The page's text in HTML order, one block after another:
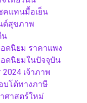
คแทนมื้อเย็น
ด์สุขภาพ
น
ดนิยม ราคาแพง
อดนิยมในปัจจุบัน
เจ้าภาพ
บโต้ทางภาษี
ศาสตร์ใหม่